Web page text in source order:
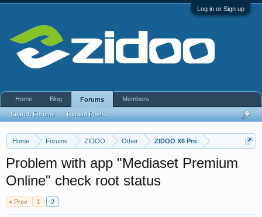
Log in or Sign up
Home Forums ZIDOO Other ZIDOO X6 Pro
Problem with app "Mediaset Premium
Online" check root status
< Prev 1 2
Home Blog Forums
Search Forums Recent Posts
Members